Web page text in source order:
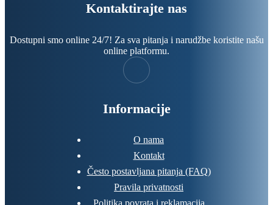
Kontaktirajte nas
Dostupni smo online 24/7! Za sva pitanja i narudžbe koristite našu
online platformu.
Informacije
O nama
Kontakt
Često postavljana pitanja (FAQ)
Pravila privatnosti
Politika povrata i reklamacija